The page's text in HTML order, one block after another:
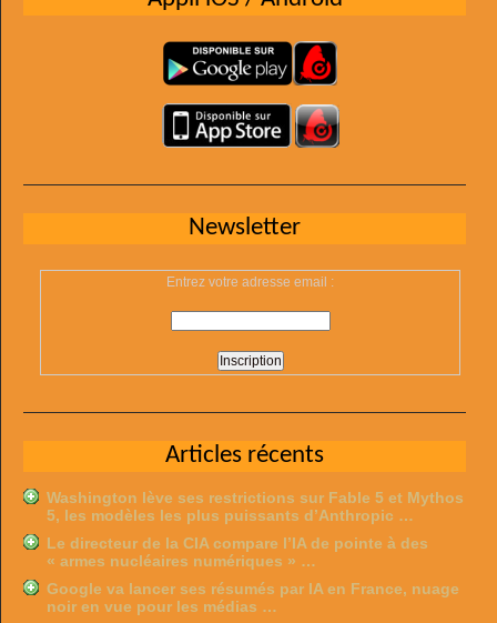
Newsletter
Entrez votre adresse email :
Articles récents
Washington lève ses restrictions sur Fable 5 et Mythos
5, les modèles les plus puissants d’Anthropic …
Le directeur de la CIA compare l’IA de pointe à des
« armes nucléaires numériques » …
Google va lancer ses résumés par IA en France, nuage
noir en vue pour les médias …